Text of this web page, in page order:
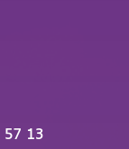
57 13